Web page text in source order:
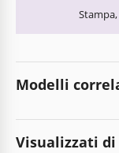
Modelli
Visualizzati